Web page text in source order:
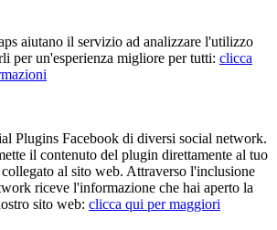
aiutano il servizio ad analizzare l'utilizzo
per un'esperienza migliore per tutti: clicca
Plugins Facebook di diversi social network.
il contenuto del plugin direttamente al tuo
al sito web. Attraverso l'inclusione
riceve l'informazione che hai aperto la
sito web: clicca qui per maggiori